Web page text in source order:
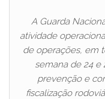
A Guarda
atividade
de operações, em
semana de 24 e
prevenção e
fiscalização